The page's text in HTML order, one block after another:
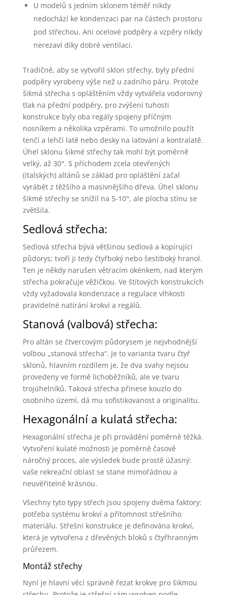
U modelů s jedním sklonem téměř nikdy
nedochází ke kondenzaci par na částech prostoru
pod střechou. Ani ocelové podpěry a vzpěry nikdy
nerezaví díky dobré ventilaci.
Tradičně, aby se vytvořil sklon střechy, byly přední
podpěry vyrobeny výše než u zadního páru. Protože
šikmá střecha s opláštěním vždy vytvářela vodorovný
tlak na přední podpěry, pro zvýšení tuhosti
konstrukce byly oba regály spojeny příčným
nosníkem a několika vzpěrami. To umožnilo použít
tenčí a lehčí latě nebo desky na laťování a kontralatě.
Úhel sklonu šikmé střechy tak mohl být poměrně
velký, až 30°. S příchodem zcela otevřených
(italských) altánů se základ pro opláštění začal
vyrábět z těžšího a masivnějšího dřeva. Úhel sklonu
šikmé střechy se snížil na 5-10°, ale plocha stínu se
zvětšila.
Sedlová střecha:
Sedlová střecha bývá většinou sedlová a kopírující
půdorys; tvoří ji tedy čtyřboký nebo šestiboký hranol.
Ten je někdy narušen větracím okénkem, nad kterým
střecha pokračuje věžičkou. Ve štítových konstrukcích
vždy vyžadovala kondenzace a regulace vlhkosti
pravidelné natírání krokví a regálů.
Stanová (valbová) střecha:
Pro altán se čtvercovým půdorysem je nejvhodnější
volbou „stanová střecha“. Je to varianta tvaru čtyř
sklonů, hlavním rozdílem je, že dva svahy nejsou
provedeny ve formě lichoběžníků, ale ve tvaru
trojúhelníků. Taková střecha přinese kouzlo do
osobního území, dá mu sofistikovanost a originalitu.
Hexagonální a kulatá střecha:
Hexagonální střecha je při provádění poměrně těžká.
Vytvoření kulaté možnosti je poměrně časově
náročný proces, ale výsledek bude prostě úžasný:
vaše rekreační oblast se stane mimořádnou a
neuvěřitelně krásnou.
Všechny tyto typy střech jsou spojeny dvěma faktory:
potřeba systému krokví a přítomnost střešního
materiálu. Střešní konstrukce je definována krokví,
která je vytvořena z dřevěných bloků s čtyřhranným
průřezem.
Montáž střechy
Nyní je hlavní věcí správně řezat krokve pro šikmou